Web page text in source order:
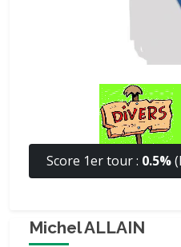
Score 1er tour : 0.5%
Michel ALLAIN